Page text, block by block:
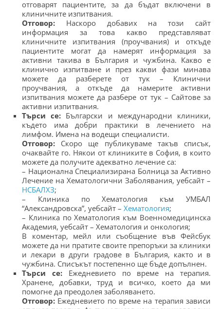
отговарят пациентите, за да бъдат включени в
клиничните изпитвания.
Отговор: Наскоро добавих на този сайт
информация за това какво представляват
клиничните изпитвания (проучвания) и откъде
пациентите могат да намерят информация за
активни такива в България и чужбина. Какво е
клинично изпитване и през какви фази минава
можете да разберете от тук – Клинични
проучвания, а откъде да намерите активни
изпитвания можете да разбере от тук – Сайтове за
активни изпитвания.
Търси се: Български и международни клиники,
където има добри практики в лечението на
лимфом. Имена на водещи специалисти.
Отговор: Скоро ще публикуваме такъв списък,
очаквайте го. Някои от клиниките в София, в които
можете да получите адекватно лечение са:
– Национална Специализирана Болница за Активно
Лечение на Хематологични Заболявания, уебсайт –
НСБАЛХЗ;
– Клиника по Хематология към УМБАЛ
“Александровска”, уебсайт – Хематология;
– Клиника по Хематология към Военномедицинска
Академия, уебсайт – Хематология и онкология;
В коментар, мейл или съобщение във Фейсбук
можете да ни пратите своите препоръки за клиники
и лекари в други градове в България, както и в
чужбина. Списъкът постепенно ще бъде допълнен.
Търси се:Ежедневието по време на терапия.
Хранене, добавки, труд и всичко, което да ми
помогне да преодолея заболяването.
Отговор: Ежедневието по време на терапия зависи